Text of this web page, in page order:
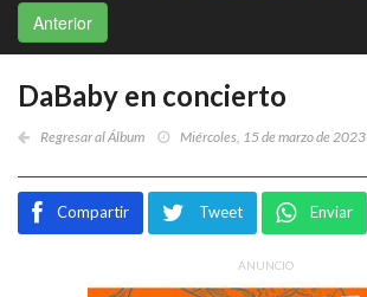
Anterior
DaBaby en concierto
Regresar al Álbum Miércoles, 15 de marzo de 2023
Compartir Tweet Enviar
ANUNCIO